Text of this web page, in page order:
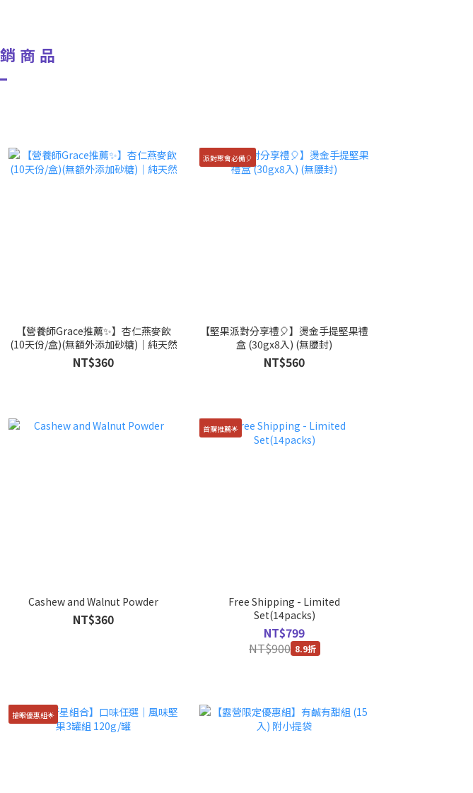
商 品
【營養師Grace推薦✨】杏仁燕麥飲
(10天份/盒)(無額外添加砂糖)｜純天然
NT$360
派對聚會必備🎈
【堅果派對分享禮🎈】燙金手提堅果禮
盒 (30gx8入) (無腰封)
NT$560
Cashew and Walnut Powder
NT$360
首購推薦🌟
Free Shipping - Limited
Set(14packs)
NT$799
NT$900 8.9折
搶眼優惠組🌟